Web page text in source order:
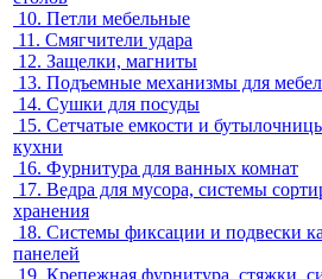
10. Петли мебельные
11. Смягчители удара
12. Защелки, магниты
13. Подъемные механизмы для
14. Сушки для посуды
15. Сетчатые емкости и
кухни
16. Фурнитура для ванных комнат
17. Ведра для мусора, системы
хранения
18. Системы фиксации и подвески
панелей
19. Крепежная фурнитура, стяжки,